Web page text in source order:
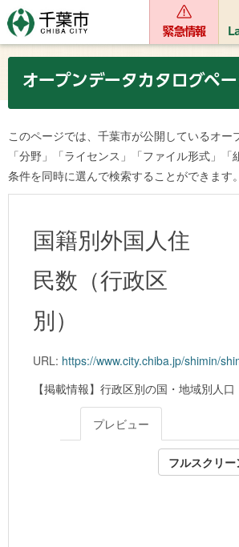
緊急情報
オープンデータカタログペ
このページでは、千葉市が公開しているオー
「分野」「ライセンス」「ファイル形式」
条件を同時に選んで検索することができます。
国籍別外国人住
民数（行政区
別）
URL: https://www.city.chiba.jp/shimin/shimin/kokusai/documents/
【掲載情報】行政区別の国・地域別人口
プレビュー
フルスクリー